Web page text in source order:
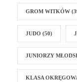
GROM WITKÓW
JUDO (50)
JUNIORZY MŁODSI
KLASA